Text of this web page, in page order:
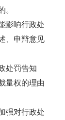
影响行政处
、申辩意见
处罚告知
量权的理由
强对行政处